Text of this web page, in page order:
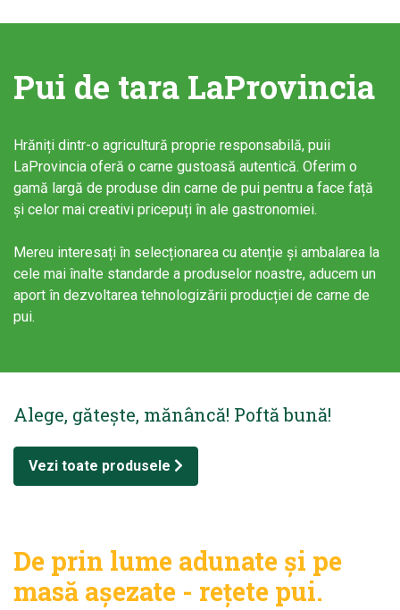
Pui de tara LaProvincia
Hrăniți dintr-o agricultură proprie responsabilă, puii
LaProvincia oferă o carne gustoasă autentică. Oferim o
gamă largă de produse din carne de pui pentru a face față
și celor mai creativi pricepuți în ale gastronomiei.
Mereu interesați în selecționarea cu atenție și ambalarea la
cele mai înalte standarde a produselor noastre, aducem un
aport în dezvoltarea tehnologizării producției de carne de
pui.
Alege, gătește, mănâncă! Poftă bună!
Vezi toate produsele
De prin lume adunate și pe
masă așezate - rețete pui.